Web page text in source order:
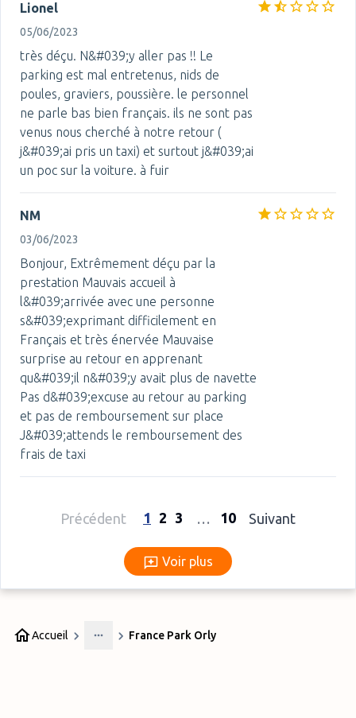
Lionel
05/06/2023
très déçu. N&#039;y aller pas !! Le
parking est mal entretenus, nids de
poules, graviers, poussière. le personnel
ne parle bas bien français. ils ne sont pas
venus nous cherché à notre retour (
j&#039;ai pris un taxi) et surtout j&#039;ai
un poc sur la voiture. à fuir
NM
03/06/2023
Bonjour, Extrêmement déçu par la
prestation Mauvais accueil à
l&#039;arrivée avec une personne
s&#039;exprimant difficilement en
Français et très énervée Mauvaise
surprise au retour en apprenant
qu&#039;il n&#039;y avait plus de navette
Pas d&#039;excuse au retour au parking
et pas de remboursement sur place
J&#039;attends le remboursement des
frais de taxi
Précédent 1 2 3 … 10 Suivant
Voir plus
Voir plus
Accueil
More
France Park Orly